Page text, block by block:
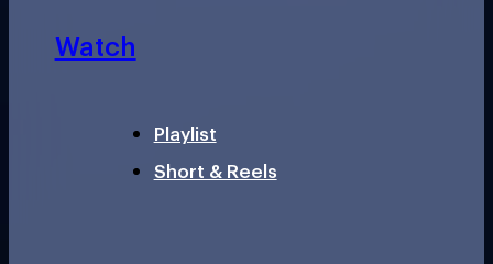
Watch
Playlist
Short & Reels